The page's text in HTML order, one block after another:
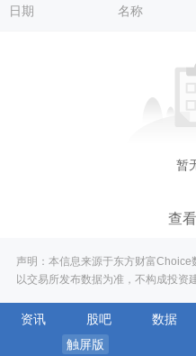
日期 名称
暂
查
声明：本信息来源于东方财富Choice
以交易所发布数据为准，不构成投资
资讯 股吧 数据
触屏版